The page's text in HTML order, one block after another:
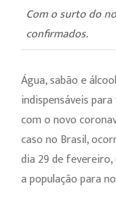
Com o surto do
confirmados.
Água, sabão e
indispensáveis
com o novo
caso no Brasil,
dia 29 de
a população para